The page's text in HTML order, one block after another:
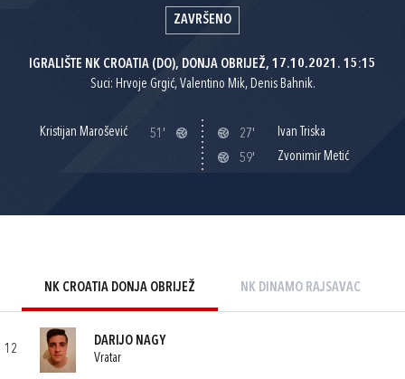
ZAVRŠENO
IGRALIŠTE NK CROATIA (DO), DONJA OBRIJEŽ, 17.10.2021. 15:15
Suci: Hrvoje Grgić, Valentino Mik, Denis Bahnik.
Kristijan Marošević 51' 27'
Ivan Triska
59'
Zvonimir Metić
NK CROATIA DONJA OBRIJEŽ NK DINAMO RAJSAVAC
12
DARIJO NAGY
Vratar